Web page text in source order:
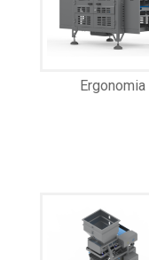
Ergonomia